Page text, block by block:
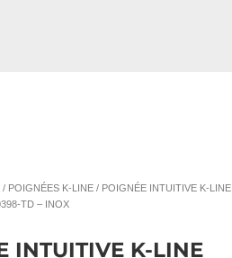
/ POIGNÉES K-LINE / POIGNÉE INTUITIVE K-LINE
TD – INOX
INTUITIVE K-LINE